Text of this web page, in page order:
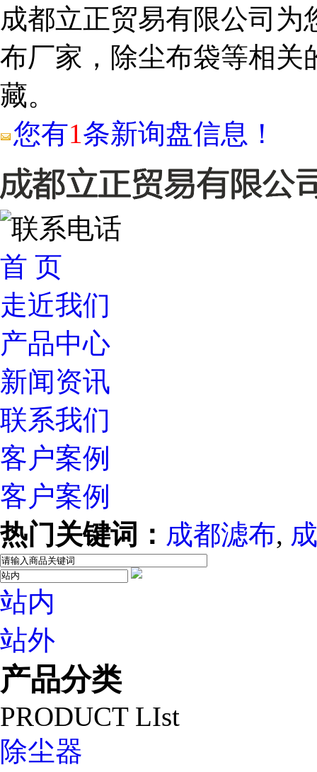
成都立正贸易有限公司为
布厂家，除尘布袋等相关
藏。
您有1条新询盘信息！
首 页
走近我们
产品中心
新闻资讯
联系我们
客户案例
客户案例
热门关键词： 成都滤布,
站内
站外
产品分类
PRODUCT LIst
除尘器